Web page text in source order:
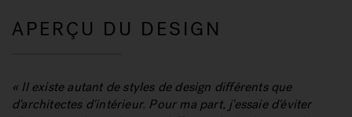
APERÇU DU DESIGN
« Il existe autant de styles de design différents que
d'architectes d'intérieur. Pour ma part, j'essaie d'éviter